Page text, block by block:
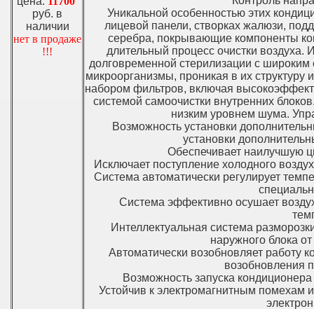
руб. в
наличии
нет в продаже
!!!
Уникальной особенностью этих
лицевой панели, створках жалюзи,
серебра, покрывающие компоненты
длительный процесс очистки
долговременной стерилизации с
микроорганизмы, проникая в их
набором фильтров, включая
системой самоочистки внутренних
низким уровнем шума.
Возможность установки
установки
Обеспечивает наилучшую
Исключает поступление холодного
Система автоматически регулирует
Система эффективно осушает
Интеллектуальная система
наружного блока
Автоматически возобновляет работу
возобновления
Возможность запуска
Устойчив к электромагнитным помехам